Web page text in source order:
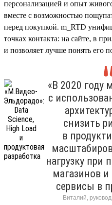
персонализацией и опыт
вместе с возможностью
перед покупкой. m_RTD
точках контакта: на сайте, в
и позволяет лучше понять его
«В 2020 году
с
снизить
в
нагрузку при
магазинов
сервисы в
Виталий,